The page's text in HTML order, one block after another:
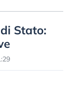
Stato: